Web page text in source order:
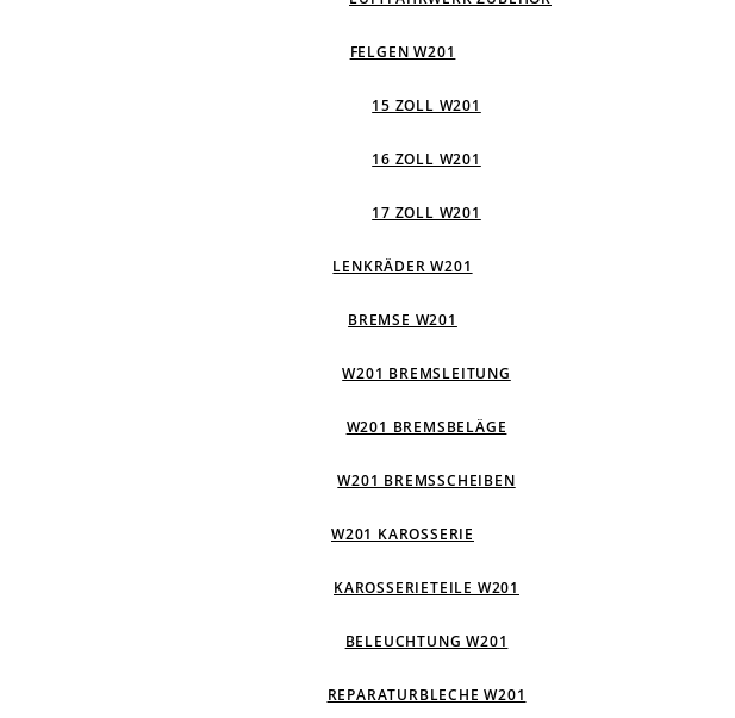
FELGEN W201
15 ZOLL W201
16 ZOLL W201
17 ZOLL W201
LENKRÄDER W201
BREMSE W201
W201 BREMSLEITUNG
W201 BREMSBELÄGE
W201 BREMSSCHEIBEN
W201 KAROSSERIE
KAROSSERIETEILE W201
BELEUCHTUNG W201
REPARATURBLECHE W201